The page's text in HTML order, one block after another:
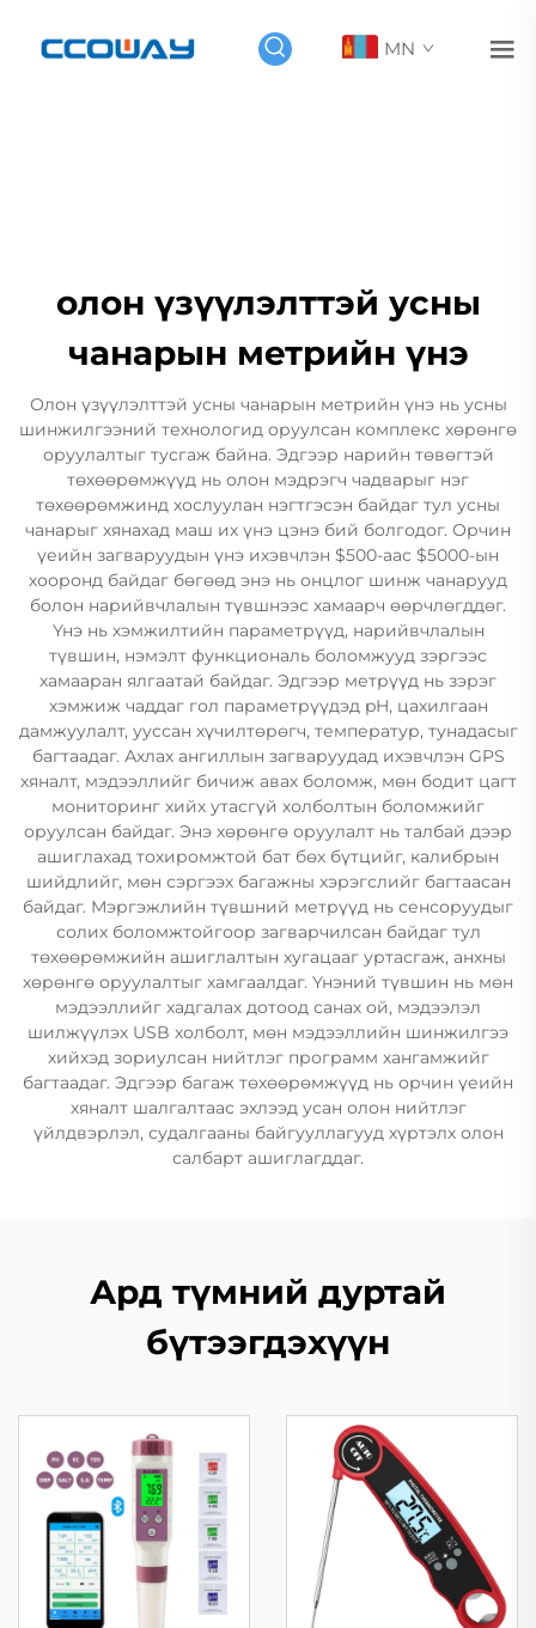
MN
олон үзүүлэлттэй усны
чанарын метрийн үнэ
Олон үзүүлэлттэй усны чанарын метрийн үнэ нь усны
шинжилгээний технологид оруулсан комплекс хөрөнгө
оруулалтыг тусгаж байна. Эдгээр нарийн төвөгтэй
төхөөрөмжүүд нь олон мэдрэгч чадварыг нэг
төхөөрөмжинд хослуулан нэгтгэсэн байдаг тул усны
чанарыг хянахад маш их үнэ цэнэ бий болгодог. Орчин
үеийн загваруудын үнэ ихэвчлэн $500-аас $5000-ын
хооронд байдаг бөгөөд энэ нь онцлог шинж чанарууд
болон нарийвчлалын түвшнээс хамаарч өөрчлөгддөг.
Үнэ нь хэмжилтийн параметрүүд, нарийвчлалын
түвшин, нэмэлт функциональ боломжууд зэргээс
хамааран ялгаатай байдаг. Эдгээр метрүүд нь зэрэг
хэмжиж чаддаг гол параметрүүдэд pH, цахилгаан
дамжуулалт, ууссан хүчилтөрөгч, температур, тунадасыг
багтаадаг. Ахлах ангиллын загваруудад ихэвчлэн GPS
хяналт, мэдээллийг бичиж авах боломж, мөн бодит цагт
мониторинг хийх утасгүй холболтын боломжийг
оруулсан байдаг. Энэ хөрөнгө оруулалт нь талбай дээр
ашиглахад тохиромжтой бат бөх бүтцийг, калибрын
шийдлийг, мөн сэргээх багажны хэрэгслийг багтаасан
байдаг. Мэргэжлийн түвшний метрүүд нь сенсоруудыг
солих боломжтойгоор загварчилсан байдаг тул
төхөөрөмжийн ашиглалтын хугацааг уртасгаж, анхны
хөрөнгө оруулалтыг хамгаалдаг. Үнэний түвшин нь мөн
мэдээллийг хадгалах дотоод санах ой, мэдээлэл
шилжүүлэх USB холболт, мөн мэдээллийн шинжилгээ
хийхэд зориулсан нийтлэг программ хангамжийг
багтаадаг. Эдгээр багаж төхөөрөмжүүд нь орчин үеийн
хяналт шалгалтаас эхлээд усан олон нийтлэг
үйлдвэрлэл, судалгааны байгууллагууд хүртэлх олон
салбарт ашиглагддаг.
Ард түмний дуртай
бүтээгдэхүүн